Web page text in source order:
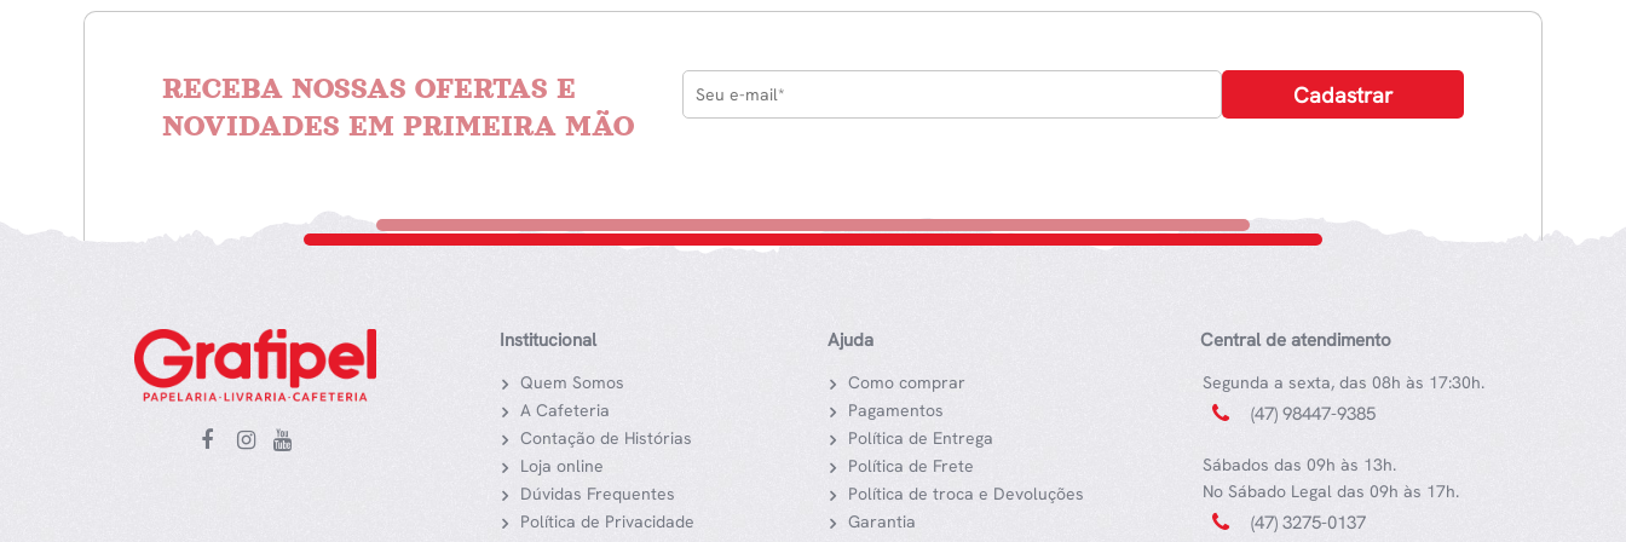
RECEBA NOSSAS OFERTAS E
NOVIDADES EM PRIMEIRA MÃO
Institucional
Quem Somos
A Cafeteria
Contação de Histórias
Loja online
Dúvidas Frequentes
Política de Privacidade
Ajuda
Como comprar
Pagamentos
Política de Entrega
Política de Frete
Política de troca e Devoluções
Garantia
Central de atendimento
Segunda a sexta, das 08h às 17:30h.
(47) 98447-9385
Sábados das 09h às 13h.
No Sábado Legal das 09h às 17h.
(47) 3275-0137